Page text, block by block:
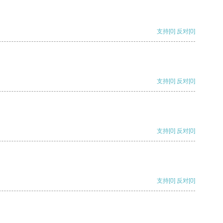
支持[0] 反对[0]
支持[0] 反对[0]
支持[0] 反对[0]
支持[0] 反对[0]